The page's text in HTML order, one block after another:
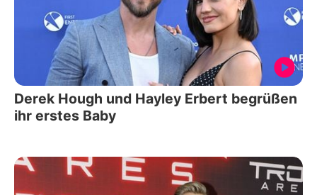
Derek Hough und Hayley Erbert begrüßen
ihr erstes Baby